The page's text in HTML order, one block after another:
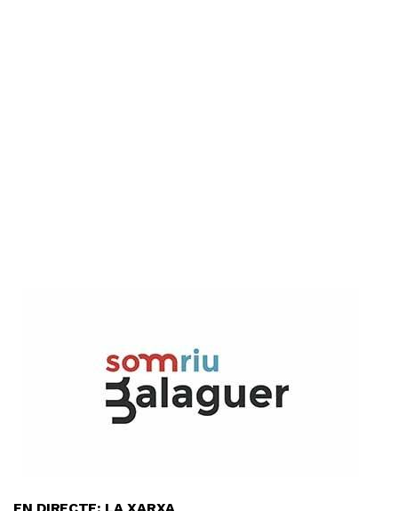
EN DIRECTE: LA XARXA